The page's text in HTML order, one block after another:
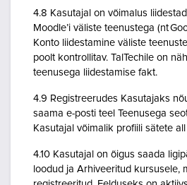
4.8 Kasutajal on võimalus
Moodle’i väliste teenustega (nt
Konto liidestamine väliste
poolt kontrollitav. TalTechile on
teenusega liidestamise fakt.
4.9 Registreerudes Kasutajaks
saama e-posti teel Teenusega
Kasutajal võimalik profiili sätete
4.10 Kasutajal on õigus saada
loodud ja Arhiveeritud kursusele,